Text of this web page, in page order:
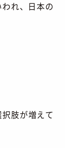
れ、日本の
肢が増えて